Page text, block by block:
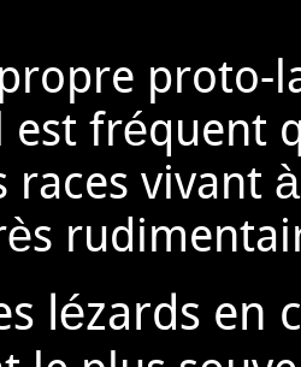
proto-
est fréquent
races vivant
lézards en